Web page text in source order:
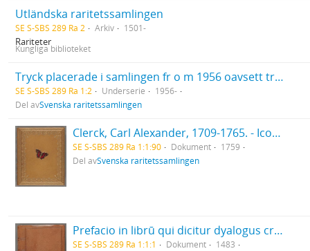
Utländska raritetssamlingen
SE S-SBS 289 Ra 2 Arkiv 1501-
Rariteter
Kungliga biblioteket
Tryck placerade i samlingen fr o m 1956 oavsett tryckår
SE S-SBS 289 Ra 1:2 Underserie
1956-
Del avSvenska raritetssamlingen
Clerck, Carl Alexander, 1709-1765. - Icones insectorum rariorum. (Pl.titelbl.) Stockholm. 1-2. 1759-65. [Del 1], Caroli Clerck reg: soc: scient: Upsal: membr: Icones insectorum rariorum cum nominibus eorum trivialibus, locisqve e C: Linnæi ... Syst: nat: allegatis Holmiæ 1759.. - 1759
SE S-SBS 289 Ra 1:1:90 Dokument
1759
Del avSvenska raritetssamlingen
Prefacio in librū qui dicitur dyalogus creaturar[um] moralizatus omni materie morali iocundo et edificatiuo modo applicabilis. - 1483
SE S-SBS 289 Ra 1:1:1 Dokument
1483